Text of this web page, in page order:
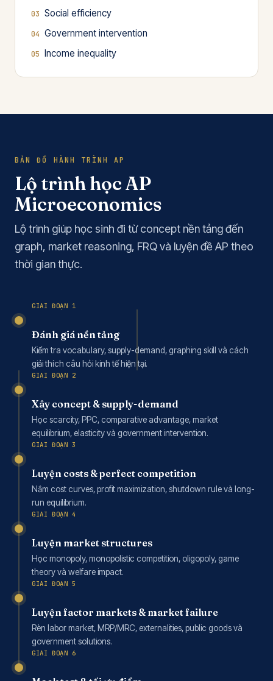
Social efficiency
Government intervention
Income inequality
BẢN ĐỒ HÀNH TRÌNH AP
Lộ trình học AP
Microeconomics
Lộ trình giúp học sinh đi từ concept nền tảng đến
graph, market reasoning, FRQ và luyện đề AP theo
thời gian thực.
GIAI ĐOẠN 1
Đánh giá nền tảng
Kiểm tra vocabulary, supply-demand, graphing skill và cách
giải thích câu hỏi kinh tế hiện tại.
GIAI ĐOẠN 2
Xây concept & supply-demand
Học scarcity, PPC, comparative advantage, market
equilibrium, elasticity và government intervention.
GIAI ĐOẠN 3
Luyện costs & perfect competition
Nắm cost curves, profit maximization, shutdown rule và long-
run equilibrium.
GIAI ĐOẠN 4
Luyện market structures
Học monopoly, monopolistic competition, oligopoly, game
theory và welfare impact.
GIAI ĐOẠN 5
Luyện factor markets & market failure
Rèn labor market, MRP/MRC, externalities, public goods và
government solutions.
GIAI ĐOẠN 6